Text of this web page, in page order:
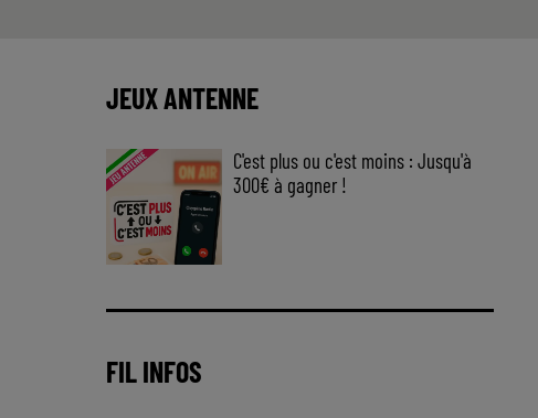
JEUX ANTENNE
C'est plus ou c'est moins : Jusqu'à
300€ à gagner !
FIL INFOS